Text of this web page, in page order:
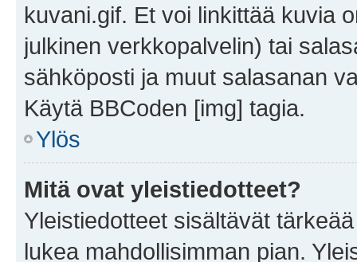
kuvani.gif. Et voi linkittää kuvia
julkinen verkkopalvelin) tai
sähköposti ja muut salasanan
Käytä BBCoden [img] tagia.
Ylös
Mitä ovat yleistiedotteet?
Yleistiedotteet sisältävät
lukea mahdollisimman pian.